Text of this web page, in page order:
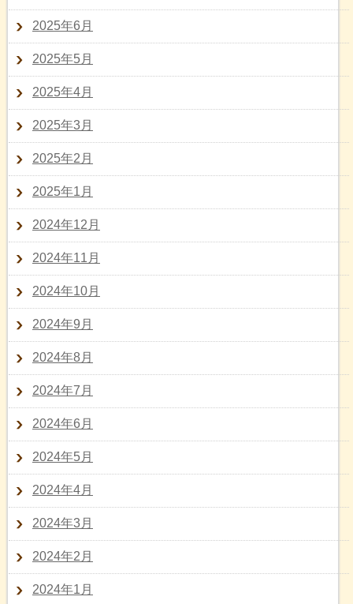
2025年6月
2025年5月
2025年4月
2025年3月
2025年2月
2025年1月
2024年12月
2024年11月
2024年10月
2024年9月
2024年8月
2024年7月
2024年6月
2024年5月
2024年4月
2024年3月
2024年2月
2024年1月